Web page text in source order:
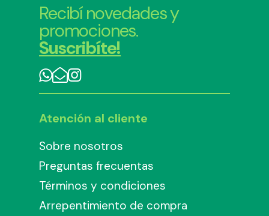
Recibí novedades y
promociones.
Suscribíte!
Atención al cliente
Sobre nosotros
Preguntas frecuentas
Términos y condiciones
Arrepentimiento de compra